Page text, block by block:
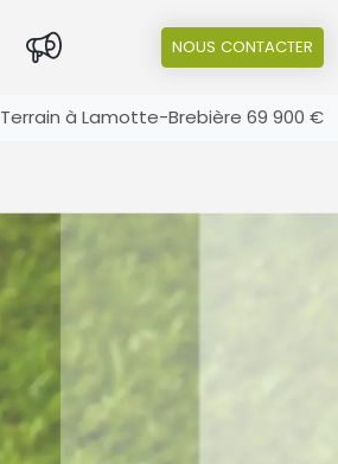
NOUS CONTACTER
Terrain à Lamotte-Brebière 69 900 €